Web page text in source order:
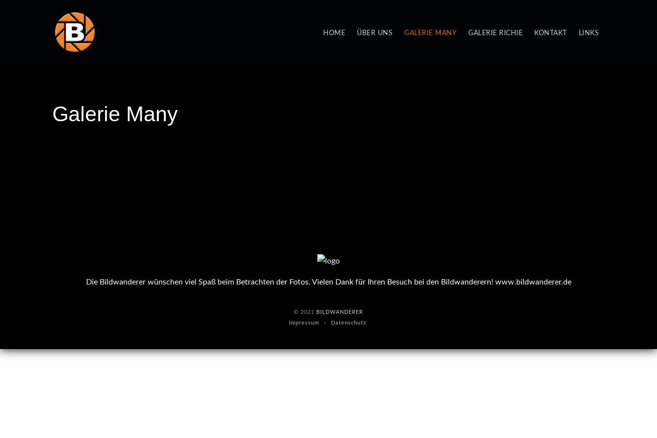
HOME ÜBER UNS GALERIE MANY GALERIE RICHIE KONTAKT LINKS
Galerie Many
Die Bildwanderer wünschen viel Spaß beim Betrachten der Fotos. Vielen Dank für Ihren Besuch bei den Bildwanderern! www.bildwanderer.de
© 2021
BILDWANDERER
Impressum
Datenschutz